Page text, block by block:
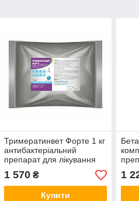
Тримератинвет Форте 1 кг
антибактеріальний
препарат для лікування
курчат, бройлерів, телят і
поросят
1 570₴
Купити
1